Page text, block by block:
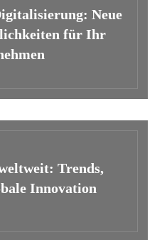
Neue
für Ihr
Trends,
Innovation